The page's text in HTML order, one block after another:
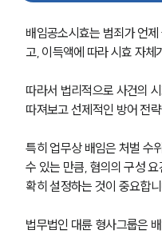
대륜
배임공소시효는 범죄가 언
고, 이득액에 따라 시효 자체
따라서 법리적으로 사건의
따져보고 선제적인 방어 전
특히 업무상 배임은 처벌 수
수 있는 만큼, 혐의의 구성
확히 설정하는 것이 중요합
법무법인 대륜 형사그룹은